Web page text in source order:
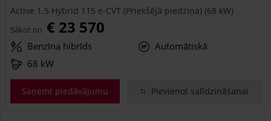
Active 1.5 Hybrid 115 e-CVT (Priekšējā piedziņa) (68 kW)
Sākot no € 23 570
Benzīna hibrīds
Automātiskā
68 kW
Saņemt piedāvājumu Pievienot salīdzināšanai